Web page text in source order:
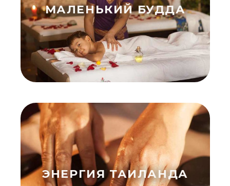
МАЛЕНЬКИЙ БУДДА
ЭНЕРГИЯ ТАИЛАНДА